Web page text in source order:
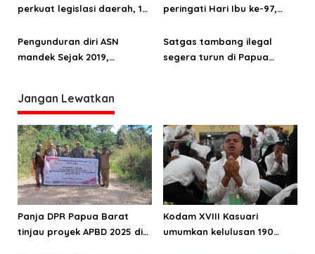
perkuat legislasi daerah, 123
diharmonisasi sepanjang
2025
peringati Hari Ibu ke-97,
perempuan menuju
Indonesia Emas 2045
Pengunduran diri ASN
mandek Sejak 2019,
Satgas tambang ilegal
segera turun di Papua
Jangan Lewatkan
Panja DPR Papua Barat
tinjau proyek APBD 2025 di
Kodam XVIII Kasuari
umumkan kelulusan 190